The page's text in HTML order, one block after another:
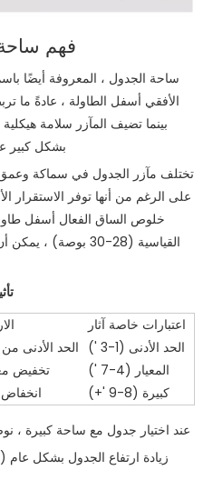
فهم
ساحة الجدول ، المعروفة أيضًا
الأفقي أسفل الطاولة ، عادةً ما
بينما تضيف المآزر سلامة
بشكل كبير
تختلف مآزر الجدول في سماكة وعمق
على الرغم من أنها توفر الاستقرار
خلوص الساق الفعال أسفل
القياسية (28-30
اعتبارات خاصة آثار
الحد الأدنى (1-3 ')
الحد الأدنى
المعيار (4-7 ')
تخفيض
كبيرة (8-9 '+)
انخفاض
عند اختيار جدول مع ساحة كبيرة ،